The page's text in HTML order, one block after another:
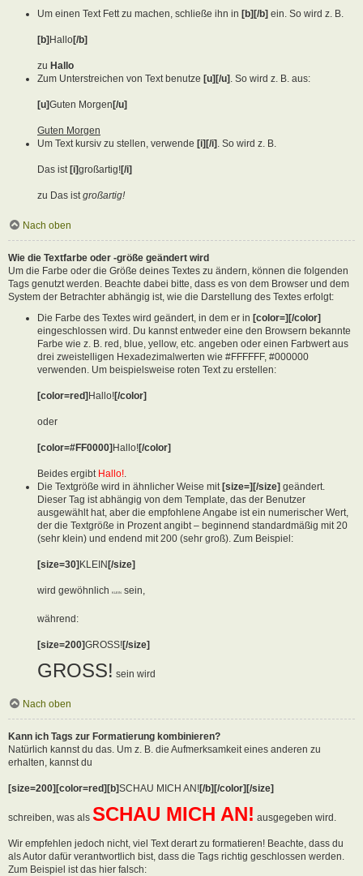
Um einen Text Fett zu machen, schließe ihn in [b][/b] ein. So wird z. B.
[b] Hallo[/b]
zu Hallo
Zum Unterstreichen von Text benutze [u][/u] . So wird z. B. aus:
[u]Guten Morgen [/u]
Guten Morgen
Um Text kursiv zu stellen, verwende [i][/i] . So wird z. B.
Das ist [i]großartig![/i]
zu Das istgroßartig!
Nach oben
Wie die Textfarbe oder -größe geändert wird
Um die Farbe oder die Größe deines Textes zu ändern, können die folgenden
Tags genutzt werden. Beachte dabei bitte, dass es von dem Browser und dem
System der Betrachter abhängig ist, wie die Darstellung des Textes erfolgt:
Die Farbe des Textes wird geändert, in dem er in [color=][/color]
eingeschlossen wird. Du kannst entweder eine den Browsern bekannte
Farbe wie z. B. red, blue, yellow, etc. angeben oder einen Farbwert aus
drei zweistelligen Hexadezimalwerten wie #FFFFFF, #000000
verwenden. Um beispielsweise roten Text zu erstellen:
[color=red]Hallo![/color]
oder
[color=#FF0000]Hallo![/color]
Beides ergibt Hallo!
Die Textgröße wird in ähnlicher Weise mit [size=][/size] geändert.
Dieser Tag ist abhängig von dem Template, das der Benutzer
ausgewählt hat, aber die empfohlene Angabe ist ein numerischer Wert,
der die Textgröße in Prozent angibt – beginnend standardmäßig mit 20
(sehr klein) und endend mit 200 (sehr groß). Zum Beispiel:
[size=30]KLEIN[/size]
wird gewöhnlich KLEIN sein,
während:
[size=200]GROSS![/size]
GROSS! sein wird
Nach oben
Kann ich Tags zur Formatierung kombinieren?
Natürlich kannst du das. Um z. B. die Aufmerksamkeit eines anderen zu
erhalten, kannst du
[size=200][color=red][b]SCHAU MICH AN![/b][/color][/size]
schreiben, was als SCHAU MICH AN! ausgegeben wird.
Wir empfehlen jedoch nicht, viel Text derart zu formatieren! Beachte, dass du
als Autor dafür verantwortlich bist, dass die Tags richtig geschlossen werden.
Zum Beispiel ist das hier falsch: